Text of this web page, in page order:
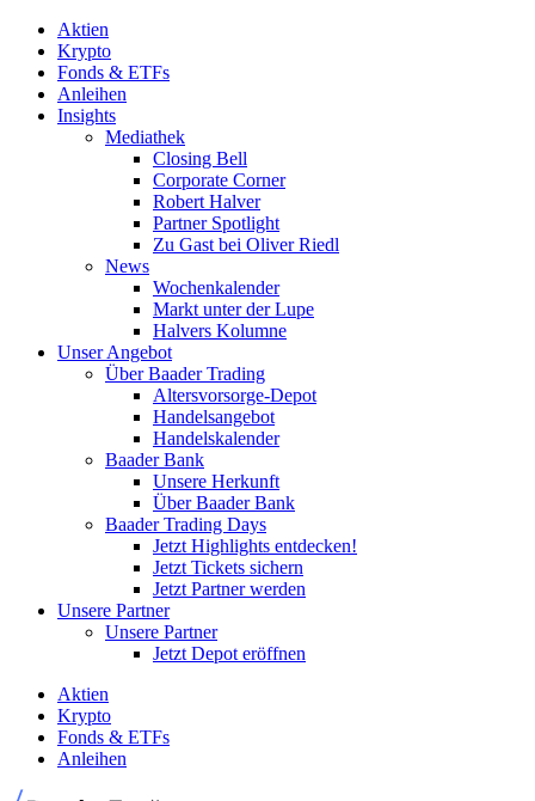
Aktien
Krypto
Fonds & ETFs
Anleihen
Insights
Mediathek
Closing Bell
Corporate Corner
Robert Halver
Partner Spotlight
Zu Gast bei Oliver Riedl
News
Wochenkalender
Markt unter der Lupe
Halvers Kolumne
Unser Angebot
Über Baader Trading
Altersvorsorge-Depot
Handelsangebot
Handelskalender
Baader Bank
Unsere Herkunft
Über Baader Bank
Baader Trading Days
Jetzt Highlights entdecken!
Jetzt Tickets sichern
Jetzt Partner werden
Unsere Partner
Unsere Partner
Jetzt Depot eröffnen
Aktien
Krypto
Fonds & ETFs
Anleihen